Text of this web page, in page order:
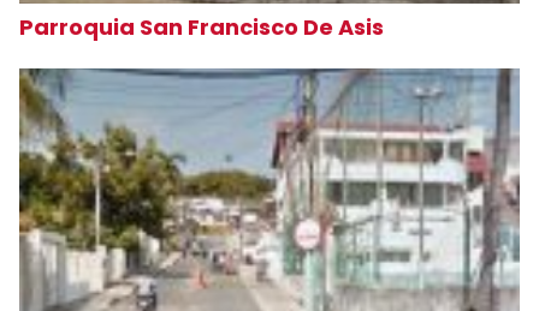
Parroquia San Francisco De Asis